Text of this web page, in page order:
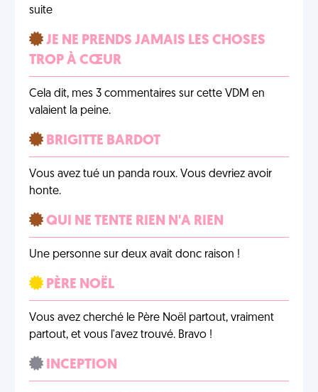
suite
JE NE PRENDS JAMAIS LES CHOSES
TROP À CŒUR
Cela dit, mes 3 commentaires sur cette VDM en
valaient la peine.
BRIGITTE BARDOT
Vous avez tué un panda roux. Vous devriez avoir
honte.
QUI NE TENTE RIEN N'A RIEN
Une personne sur deux avait donc raison !
PÈRE NOËL
Vous avez cherché le Père Noël partout, vraiment
partout, et vous l'avez trouvé. Bravo !
INCEPTION